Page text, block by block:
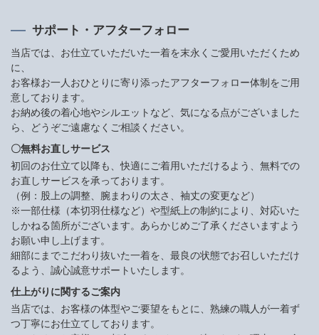
サポート・アフターフォロー
当店では、お仕立ていただいた一着を末永くご愛用いただくため
に、
お客様お一人おひとりに寄り添ったアフターフォロー体制をご用
意しております。
お納め後の着心地やシルエットなど、気になる点がございました
ら、どうぞご遠慮なくご相談ください。
〇無料お直しサービス
初回のお仕立て以降も、快適にご着用いただけるよう、無料での
お直しサービスを承っております。
（例：股上の調整、腕まわりの太さ、袖丈の変更など）
※一部仕様（本切羽仕様など）や型紙上の制約により、対応いた
しかねる箇所がございます。あらかじめご了承くださいますよう
お願い申し上げます。
細部にまでこだわり抜いた一着を、最良の状態でお召しいただけ
るよう、誠心誠意サポートいたします。
仕上がりに関するご案内
当店では、お客様の体型やご要望をもとに、熟練の職人が一着ず
つ丁寧にお仕立てしております。